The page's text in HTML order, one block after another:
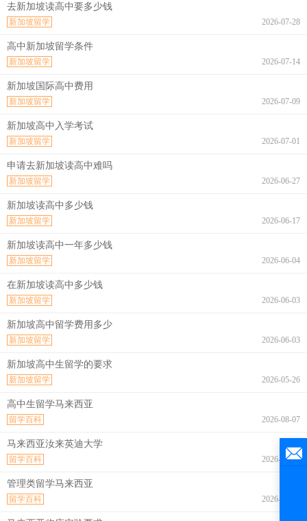
去新加坡读高中要多少钱
2026-07-28
新加坡留学
高中新加坡留学条件
2026-07-14
新加坡留学
新加坡国际高中费用
2026-07-09
新加坡留学
新加坡高中入学考试
2026-07-01
新加坡留学
申请去新加坡读高中难吗
2026-06-27
新加坡留学
新加坡读高中多少钱
2026-06-17
新加坡留学
新加坡读高中一年多少钱
2026-06-04
新加坡留学
在新加坡读高中多少钱
2026-06-03
新加坡留学
新加坡高中留学费用多少
2026-06-03
新加坡留学
新加坡高中生留学的要求
2026-05-26
新加坡留学
高中生留学马来西亚
2026-08-07
留学百科
马来西亚汝来英迪大学
2026-08-07
留学百科
管理类留学马来西亚
2026-08-07
留学百科